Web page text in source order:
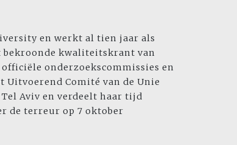
en werkt al tien jaar als
bekroonde kwaliteitskrant van
onderzoekscommissies en
Comité van de Unie
Aviv en verdeelt haar tijd
de terreur op 7 oktober